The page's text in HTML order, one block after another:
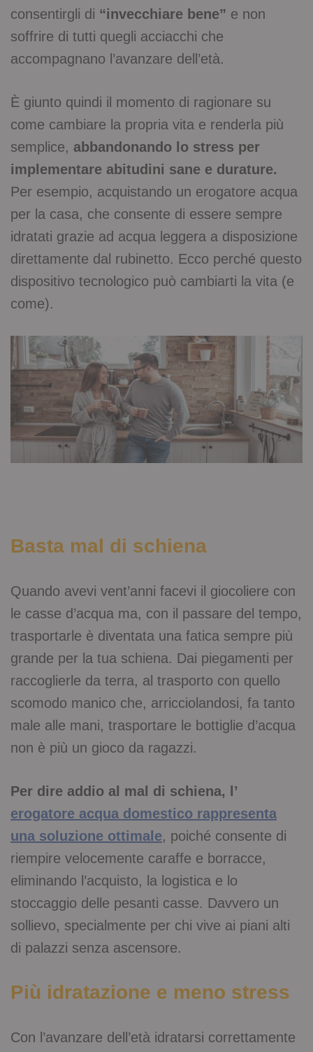
consentirgli di “invecchiare bene” e non
soffrire di tutti quegli acciacchi che
accompagnano l’avanzare dell’età.
È giunto quindi il momento di ragionare su
come cambiare la propria vita e renderla più
semplice, abbandonando lo stress per
implementare abitudini sane e durature.
Per esempio, acquistando un erogatore acqua
per la casa, che consente di essere sempre
idratati grazie ad acqua leggera a disposizione
direttamente dal rubinetto. Ecco perché questo
dispositivo tecnologico può cambiarti la vita (e
come).
Basta mal di schiena
Quando avevi vent’anni facevi il giocoliere con
le casse d’acqua ma, con il passare del tempo,
trasportarle è diventata una fatica sempre più
grande per la tua schiena. Dai piegamenti per
raccoglierle da terra, al trasporto con quello
scomodo manico che, arricciolandosi, fa tanto
male alle mani, trasportare le bottiglie d’acqua
non è più un gioco da ragazzi.
Per dire addio al mal di schiena, l’
erogatore acqua domestico rappresenta
una soluzione ottimale, poiché consente di
riempire velocemente caraffe e borracce,
eliminando l’acquisto, la logistica e lo
stoccaggio delle pesanti casse. Davvero un
sollievo, specialmente per chi vive ai piani alti
di palazzi senza ascensore.
Più idratazione e meno stress
Con l’avanzare dell’età idratarsi correttamente